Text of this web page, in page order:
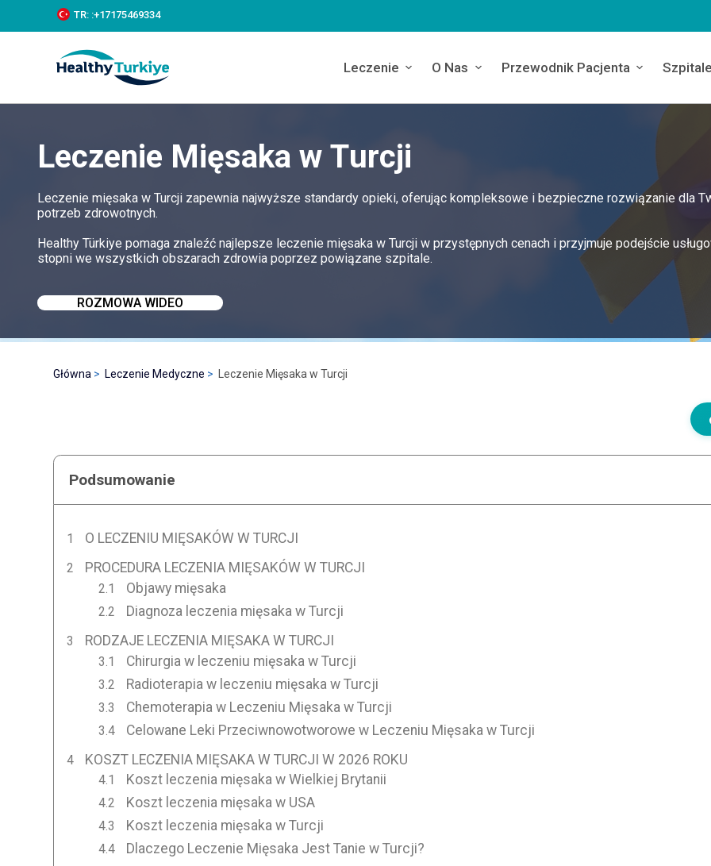
k
c
TR: :+‪17175469334‬
Leczenie O Nas Przewodnik Pacjenta
Leczenie Mięsaka w Turcji
Leczenie mięsaka w Turcji zapewnia najwyższe standardy opieki, oferując kompleksowe i bezpieczne rozwiązanie dla
potrzeb zdrowotnych.
Healthy Türkiye pomaga znaleźć najlepsze leczenie mięsaka w Turcji w przystępnych cenach i przyjmuje podejście
stopni we wszystkich obszarach zdrowia poprzez powiązane szpitale.
ROZMOWA WIDEO
Główna Leczenie Medyczne Leczenie Mięsaka w Turcji
Podsumowanie
O LECZENIU MIĘSAKÓW W TURCJI
PROCEDURA LECZENIA MIĘSAKÓW W TURCJI
Objawy mięsaka
Diagnoza leczenia mięsaka w Turcji
RODZAJE LECZENIA MIĘSAKA W TURCJI
Chirurgia w leczeniu mięsaka w Turcji
Radioterapia w leczeniu mięsaka w Turcji
Chemoterapia w Leczeniu Mięsaka w Turcji
Celowane Leki Przeciwnowotworowe w Leczeniu Mięsaka w Turcji
KOSZT LECZENIA MIĘSAKA W TURCJI W 2026 ROKU
Koszt leczenia mięsaka w Wielkiej Brytanii
Koszt leczenia mięsaka w USA
Koszt leczenia mięsaka w Turcji
Dlaczego Leczenie Mięsaka Jest Tanie w Turcji?